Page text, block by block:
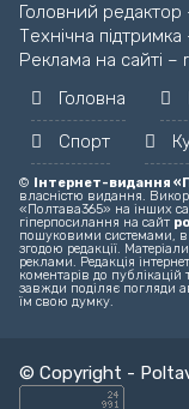
Головний
Технічна
Реклама на сайті
Головна
Спорт
© Інтернет-видання
власністю видання.
«Полтава365» на інших
гіперпосилання на сайт
пошуковими системами,
згодою редакції.
реклами. Редакція
коментарів до
завжди поділяє погляди
їм свою думку.
© Copyright -